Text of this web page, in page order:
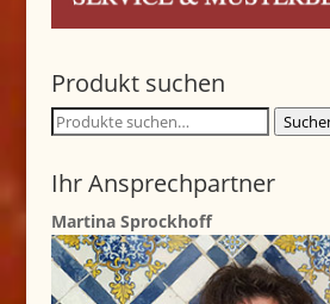
Produkt suchen
Suche
Ihr Ansprechpartner
Martina Sprockhoff